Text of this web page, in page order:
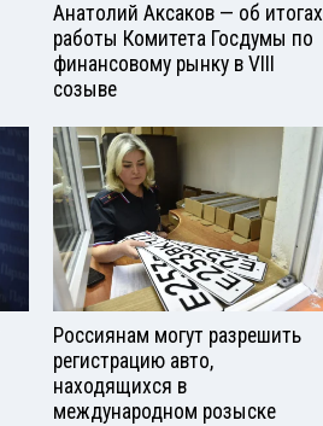
Анатолий Аксаков — об итогах
работы Комитета Госдумы по
финансовому рынку в VIII
созыве
Россиянам могут разрешить
регистрацию авто,
находящихся в
международном розыске